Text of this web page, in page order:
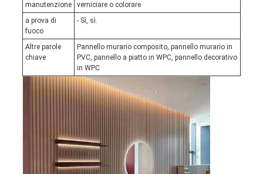
manutenzione
verniciare o colorare
a prova di
fuoco
- Sì, sì.
Altre parole
chiave
Pannello murario composito, pannello murario in
PVC, pannello a piatto in WPC, pannello decorativo
in WPC